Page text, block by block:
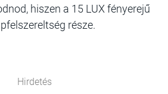
hiszen a 15 LUX fényerejű
része.
Hirdetés